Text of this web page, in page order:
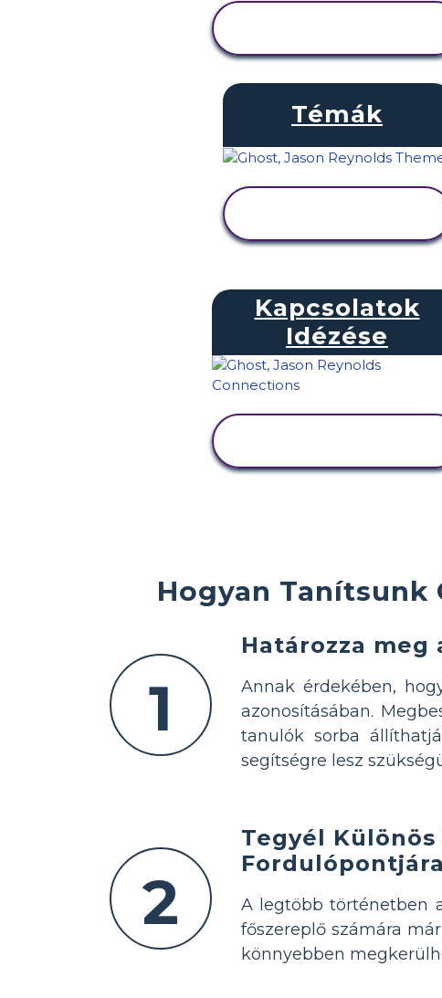
Hogyan Tanítsunk
1
Határozza
Annak érdekében,
azonosításában.
tanulók sorba
segítségre lesz
2
Tegyél
Fordulópontjára
A legtöbb történetben
főszereplő számára
könnyebben
Témák
Kapcsolatok
Idézése